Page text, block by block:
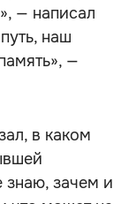
— написал
наш
—
в каком
знаю, зачем и